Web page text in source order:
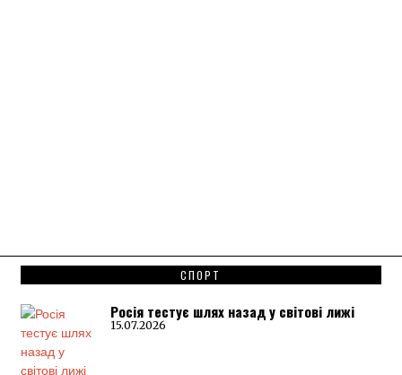
СПОРТ
Росія тестує шлях назад у світові лижі
15.07.2026